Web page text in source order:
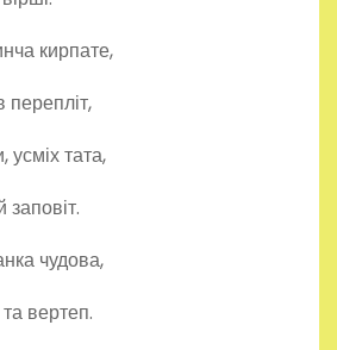
кирпате,
перепліт,
усміх тата,
чудова,
вертеп.